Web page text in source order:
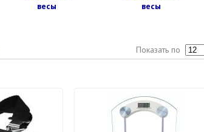
весы
весы
Показать по